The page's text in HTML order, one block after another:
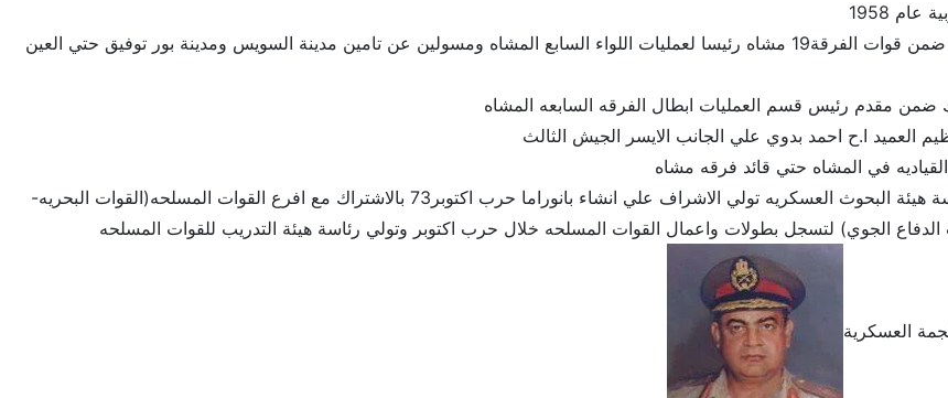
1958
في حرب الاستنزاف ضمن قوات الفرقة19 مشاه رئيسا لعمليات اللواء السابع المشاه ومسولين عن تامين مدينة السويس ومدينة بور توفيق حتي العين
العميد ا.ح احمد بدوي علي الجانب الايسر الجيش الثالث
في المشاه حتي قائد فرقه مشاه
ثم بعد ذلك تولي رئاسة هيئة البحوث العسكريه تولي الاشراف علي انشاء بانوراما حرب اكتوبر73 بالاشتراك مع افرع القوات المسلحه(القوات البحريه-
الدفاع الجوي) لتسجل بطولات واعمال القوات المسلحه خلال حرب اكتوبر وتولي رئاسة هيئة التدريب للقوات المسلحه
العسكرية